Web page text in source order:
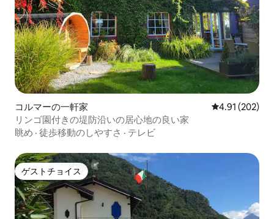
コルマーの一軒家 レビュー202
4.91 (202)
リンゴ園付きの堤防沿いの居心地の良い家
眺め · 徒歩移動のしやすさ · テレビ
ゲストチョイス
ゲストチョイス